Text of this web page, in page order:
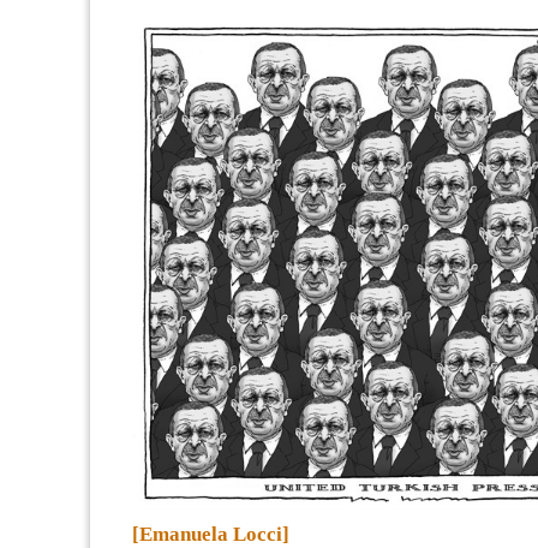
[Emanuela Locci]